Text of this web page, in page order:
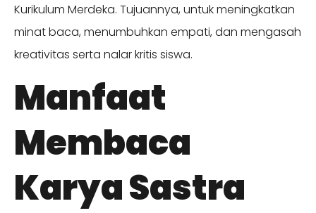
Kurikulum Merdeka. Tujuannya, untuk meningkatkan
minat baca, menumbuhkan empati, dan mengasah
kreativitas serta nalar kritis siswa.
Manfaat
Membaca
Karya Sastra